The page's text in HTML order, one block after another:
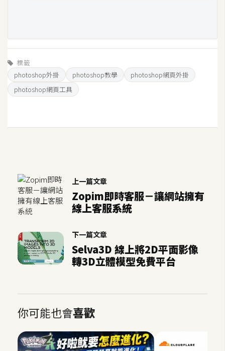
標籤
photoshop外掛
photoshop教學
photoshop網頁外掛
photoshop網頁工具
上一篇文章
Zopim即時客服－讓網站擁有
線上客服系統
下一篇文章
Selva3D 線上將2D平面影像
轉3D立體模型免費平台
你可能也會喜歡